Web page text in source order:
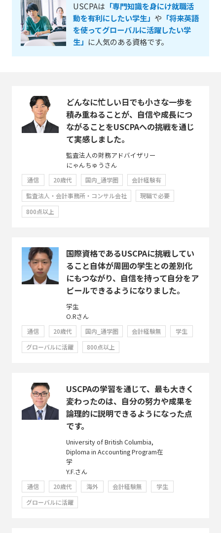
USCPAは 「専門知識を身にけ就職活
動を有利にしたい学生」 や 「将来英語
を使ってグローバルに活躍したい学
生」 に人気のある資格です。
どんなに忙しい日でも小さな一歩を
積み重ねることが、自信や成長につ
ながることをUSCPAへの挑戦を通じ
て実感しました。
監査法人の財務アドバイザリー
にゃんちゅうさん
通信 20歳代 国内_通学圏
会計経験有
監査法人・会計事務所・コンサル会社
現職で必要
800点以上
国際資格であるUSCPAに挑戦してい
ること自体が周囲の学生との差別化
にもつながり、自信を持って自分をア
ピールできるようになりました。
学生
O.Rさん
通信 20歳代 国内_通学圏 会計経験無
学生
グローバルに活躍
800点以上
USCPAの学習を通じて、最も大きく
変わったのは、自分の努力や成果を
論理的に説明できるようになった点
です。
University of British Columbia,
Diploma in Accounting Program在
学
Y.F.さん
通信 20歳代 海外 会計経験無
学生
グローバルに活躍